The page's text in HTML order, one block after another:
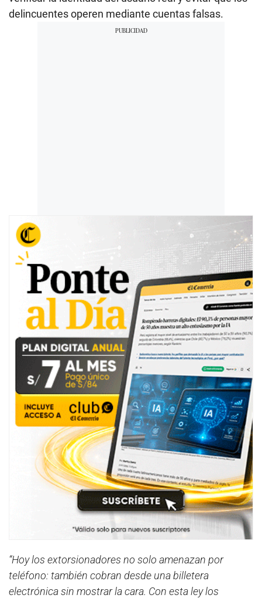
delincuentes operen mediante cuentas falsas.
“Hoy los extorsionadores no solo amenazan por
teléfono: también cobran desde una billetera
electrónica sin mostrar la cara. Con esta ley los